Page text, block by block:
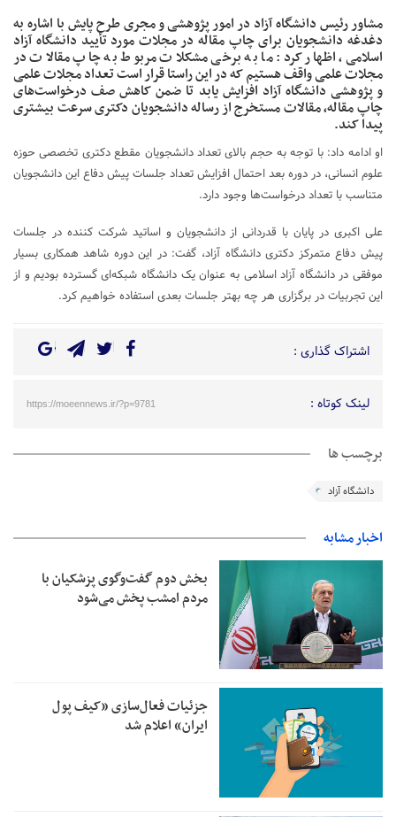
مشاور رئیس دانشگاه آزاد در امور پژوهشی و مجری طرح پایش با اشاره به
دغدغه دانشجویان برای چاپ مقاله در مجلات مورد تأیید دانشگاه آزاد
اسلامی، اظهار کرد: ما به برخی مشکلات مربوط به چاپ مقالات در
مجلات علمی واقف هستیم که در این راستا قرار است تعداد مجلات علمی
و پژوهشی دانشگاه آزاد افزایش یابد تا ضمن کاهش صف درخواست‌های
چاپ مقاله، مقالات مستخرج از رساله دانشجویان دکتری سرعت بیشتری
پیدا کند.
او ادامه داد: با توجه به حجم بالای تعداد دانشجویان مقطع دکتری تخصصی حوزه
علوم انسانی، در دوره بعد احتمال افزایش تعداد جلسات پیش دفاع این دانشجویان
متناسب با تعداد درخواست‌ها وجود دارد.
علی اکبری در پایان با قدردانی از دانشجویان و اساتید شرکت کننده در جلسات
پیش دفاع متمرکز دکتری دانشگاه آزاد، گفت: در این دوره شاهد همکاری بسیار
موفقی در دانشگاه آزاد اسلامی به عنوان یک دانشگاه شبکه‌ای گسترده بودیم و از
این تجربیات در برگزاری هر چه بهتر جلسات بعدی استفاده خواهیم کرد.
اشتراک گذاری :
لینک کوتاه : https://moeennews.ir/?p=9781
برچسب ها
دانشگاه آزاد
اخبار مشابه
بخش دوم گفت‌وگوی پزشکیان با
مردم امشب پخش می‌شود
جزئیات فعال‌سازی «کیف پول
ایران» اعلام شد